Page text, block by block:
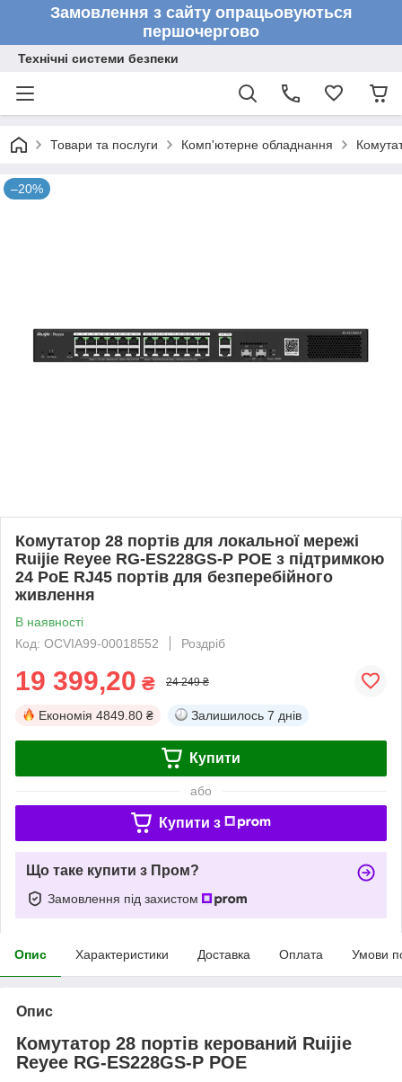
Замовлення з сайту опрацьовуються
першочергово
Технічні системи безпеки
Товари та послуги Комп'ютерне обладнання
–20%
Комутатор 28 портів для локальної мережі
Ruijie Reyee RG-ES228GS-P POE з підтримкою
24 PoE RJ45 портів для безперебійного
живлення
В наявності
Код: OCVIA99-00018552
Роздріб
19 399,20 ₴ 24 249 ₴
Економія 4849.80 ₴ Залишилось 7 днів
Купити
або
Купити з
Що таке купити з Пром?
Замовлення під захистом
Опис Характеристики Доставка Оплата Умови
Опис
Комутатор 28 портів керований Ruijie
Reyee RG-ES228GS-P POE